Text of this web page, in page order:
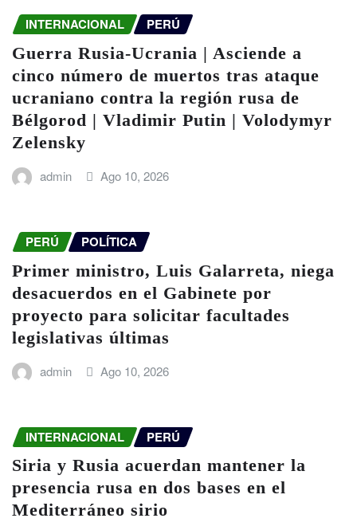
INTERNACIONAL PERÚ
Guerra Rusia-Ucrania | Asciende a
cinco número de muertos tras ataque
ucraniano contra la región rusa de
Bélgorod | Vladimir Putin | Volodymyr
Zelensky
admin Ago 10, 2026
PERÚ POLÍTICA
Primer ministro, Luis Galarreta, niega
desacuerdos en el Gabinete por
proyecto para solicitar facultades
legislativas últimas
admin Ago 10, 2026
INTERNACIONAL PERÚ
Siria y Rusia acuerdan mantener la
presencia rusa en dos bases en el
Mediterráneo sirio